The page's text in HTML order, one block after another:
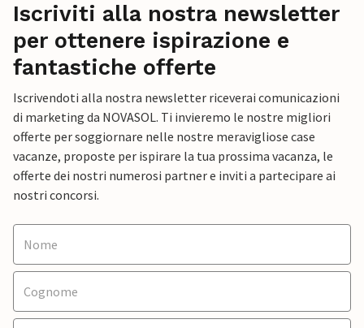
Iscriviti alla nostra newsletter
per ottenere ispirazione e
fantastiche offerte
Iscrivendoti alla nostra newsletter riceverai comunicazioni
di marketing da NOVASOL. Ti invieremo le nostre migliori
offerte per soggiornare nelle nostre meravigliose case
vacanze, proposte per ispirare la tua prossima vacanza, le
offerte dei nostri numerosi partner e inviti a partecipare ai
nostri concorsi.